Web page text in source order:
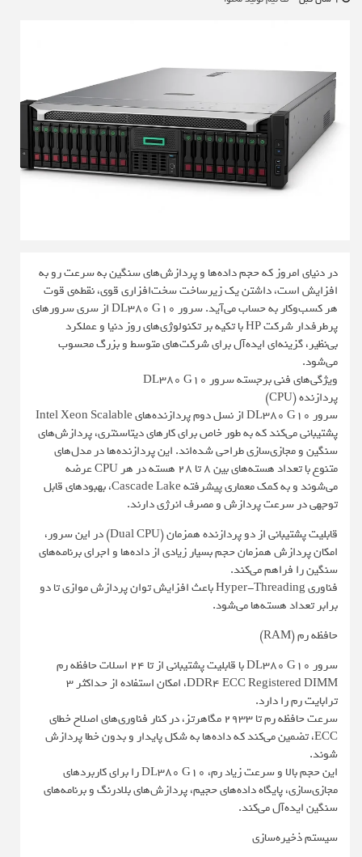
در دنیای امروز که حجم داده‌ها و پردازش‌های سنگین به سرعت رو به
افزایش است، داشتن یک زیرساخت سخت‌افزاری قوی، نقطه‌ی قوت
هر کسب‌وکار به حساب می‌آید. سرور DL380 G10 از سری سرورهای
پرطرفدار شرکت HP با تکیه بر تکنولوژی‌های روز دنیا و عملکرد
بی‌نظیر، گزینه‌ای ایده‌آل برای شرکت‌های متوسط و بزرگ محسوب
می‌شود.
ویژگی‌های فنی برجسته سرور DL380 G10
پردازنده (CPU)
سرور DL380 G10 از نسل دوم پردازنده‌های Intel Xeon Scalable
پشتیبانی می‌کند که به طور خاص برای کارهای دیتاسنتری، پردازش‌های
سنگین و مجازی‌سازی طراحی شده‌اند. این پردازنده‌ها در مدل‌های
متنوع با تعداد هسته‌های بین 8 تا 28 هسته در هر CPU عرضه
می‌شوند و به کمک معماری پیشرفته Cascade Lake، بهبودهای قابل
توجهی در سرعت پردازش و مصرف انرژی دارند.
قابلیت پشتیبانی از دو پردازنده همزمان (Dual CPU) در این سرور،
امکان پردازش همزمان حجم بسیار زیادی از داده‌ها و اجرای برنامه‌های
سنگین را فراهم می‌کند.
فناوری Hyper-Threading باعث افزایش توان پردازش موازی تا دو
برابر تعداد هسته‌ها می‌شود.
حافظه رم (RAM)
سرور DL380 G10 با قابلیت پشتیبانی از تا 24 اسلات حافظه رم
DDR4 ECC Registered DIMM، امکان استفاده از حداکثر 3
ترابایت رم را دارد.
سرعت حافظه رم تا 2933 مگاهرتز، در کنار فناوری‌های اصلاح خطای
ECC، تضمین می‌کند که داده‌ها به شکل پایدار و بدون خطا پردازش
شوند.
این حجم بالا و سرعت زیاد رم، DL380 G10 را برای کاربردهای
مجازی‌سازی، پایگاه داده‌های حجیم، پردازش‌های بلادرنگ و برنامه‌های
سنگین ایده‌آل می‌کند.
سیستم ذخیره‌سازی